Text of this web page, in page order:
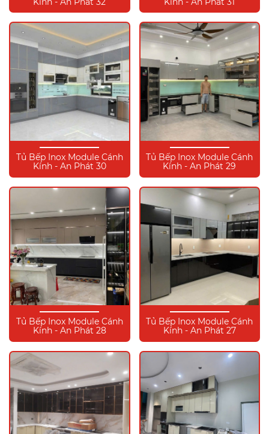
Tủ Bếp Inox Module Cánh
Kính - An Phát 30
Tủ Bếp Inox Module Cánh
Kính - An Phát 29
Tủ Bếp Inox Module Cánh
Kính - An Phát 28
Tủ Bếp Inox Module Cánh
Kính - An Phát 27